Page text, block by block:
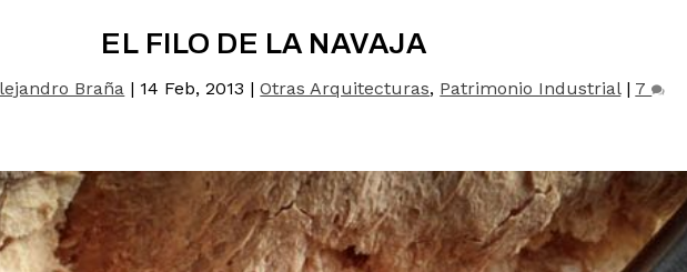
EL FILO DE LA NAVAJA
Braña | 14 Feb, 2013 |Otras Arquitecturas, Patrimonio Industrial| 7